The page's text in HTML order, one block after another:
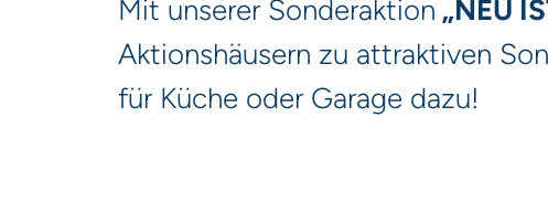
Mit unserer Sonderaktion „NEU
Aktionshäusern zu attraktiven
für Küche oder Garage dazu!